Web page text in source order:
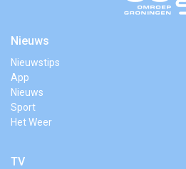
Nieuws
Nieuwstips
App
Nieuws
Sport
Het Weer
TV